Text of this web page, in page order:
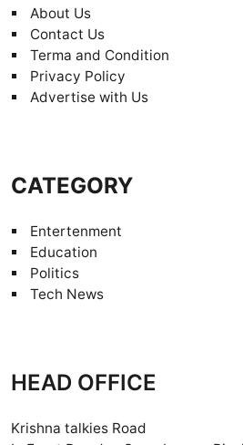
About Us
Contact Us
Terma and Condition
Privacy Policy
Advertise with Us
CATEGORY
Entertenment
Education
Politics
Tech News
HEAD OFFICE
Krishna talkies Road